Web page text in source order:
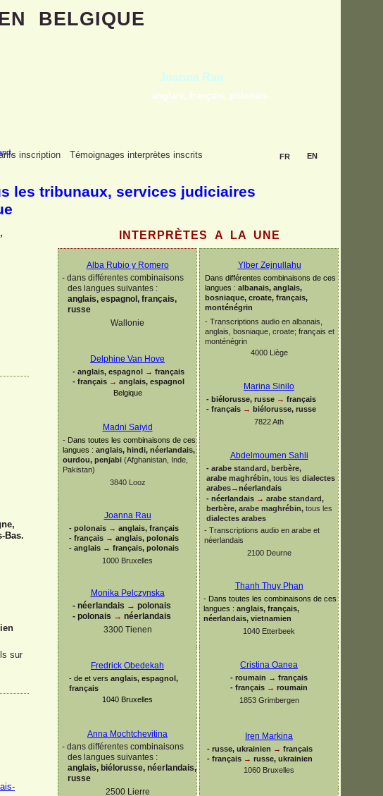
Carmen Bouritei
français, roumain
INTERPRÈTES A LA UNE
Ylber Zejnullahu
Dans différentes combinaisons de ces
langues : albanais, anglais,
bosniaque, croate, français,
monténégrin
- Transcriptions audio en albanais,
anglais, bosniaque, croate; français et
monténégrin
4000 Liège
Marina Sinilo
- biélorusse, russe → français
- français → biélorusse, russe
7822 Ath
Abdelmoumen Sahli
- arabe standard, berbère,
arabe maghrébin, tous les dialectes
arabes→néerlandais
- néerlandais → arabe standard,
berbère, arabe maghrébin, tous les
dialectes arabes
- Transcriptions audio en arabe et
néerlandais
2100 Deurne
Thanh Thuy Phan
- Dans toutes les combinaisons de ces
langues : anglais, français,
néerlandais, vietnamien
1040 Etterbeek
Cristina Oanea
- roumain → français
- français → roumain
1853 Grimbergen
Iren Markina
- russe, ukrainien → français
- français → russe, ukrainien
1060 Bruxelles
Alba Rubio y Romero
- dans différentes combinaisons
des langues suivantes :
anglais, espagnol, français,
russe
Wallonie
Delphine Van Hove
- anglais, espagnol → français
- français → anglais, espagnol
Belgique
Madni Saiyid
- Dans toutes les combinaisons de ces
langues : anglais, hindi, néerlandais,
ourdou, penjabi (Afghanistan, Inde,
Pakistan)
3840 Looz
Joanna Rau
- polonais → anglais, français
- français → anglais, polonais
- anglais → français, polonais
1000 Bruxelles
Monika Pelczynska
- néerlandais → polonais
- polonais → néerlandais
3300 Tienen
Fredrick Obedekah
- de et vers anglais, espagnol,
français
1040 Bruxelles
Anna Mochtchevitina
- dans différentes combinaisons
des langues suivantes :
anglais, biélorusse, néerlandais,
russe
2500 Lierre
BELGIQUE
inscription Témoignages interprètes inscrits
les tribunaux, services judiciaires
Bas.
sur
FR EN